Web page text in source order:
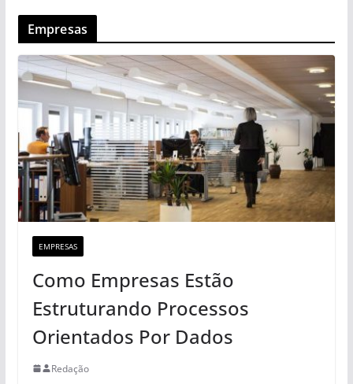
Empresas
EMPRESAS
Como Empresas Estão
Estruturando Processos
Orientados Por Dados
Redação